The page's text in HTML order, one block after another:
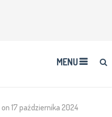
MENU
on 17 października 2024